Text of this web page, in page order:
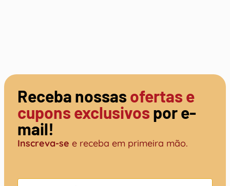
Receba nossas ofertas e
cupons exclusivos por e-
mail!
Inscreva-se e receba em primeira mão.